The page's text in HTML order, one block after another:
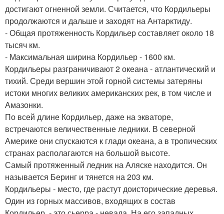
достигают огненной земли. Считается, что Кордильеры
продолжаются и дальше и заходят на Антарктиду.
- Общая протяженность Кордильер составляет около 18
тысяч км.
- Максимальная ширина Кордильер - 1600 км.
Кордильеры разграничивают 2 океана - атлантический и
тихий. Среди вершин этой горной системы затеряны
истоки многих великих американских рек, в том числе и
Амазонки.
По всей длине Кордильер, даже на экваторе,
встречаются величественные ледники. В северной
Америке они спускаются к глади океана, а в тропических
странах располагаются на большой высоте.
Самый протяженный ледник на Аляске находится. Он
называется Беринг и тянется на 203 км.
Кордильеры - место, где растут доисторические деревья.
Один из горных массивов, входящих в состав